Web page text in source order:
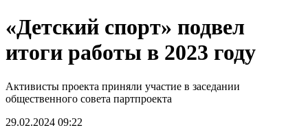
«Детский спорт» подвел
итоги работы в 2023 году
Активисты проекта приняли участие в заседании
общественного совета партпроекта
29.02.2024 09:22